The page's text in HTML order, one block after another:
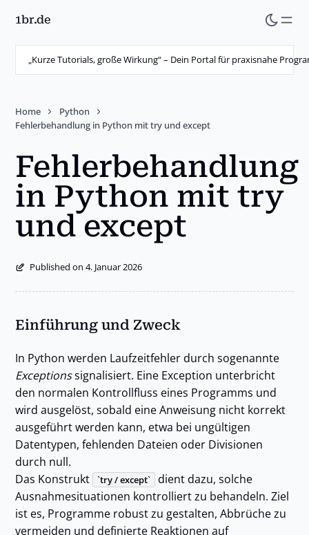
Skip
content
1br.de
„Kurze Tutorials, große Wirkung“ – Dein Portal für praxisnahe
Home
Python
Fehlerbehandlung in Python mit try und except
Fehlerbehandlung
in Python mit try
und except
Published on 4. Januar 2026
Einführung und Zweck
In Python werden Laufzeitfehler durch sogenannte
Exceptionssignalisiert. Eine Exception unterbricht
den normalen Kontrollfluss eines Programms und
wird ausgelöst, sobald eine Anweisung nicht korrekt
ausgeführt werden kann, etwa bei ungültigen
Datentypen, fehlenden Dateien oder Divisionen
durch null.
Das Konstrukt
try / except
dient dazu, solche
Ausnahmesituationen kontrolliert zu behandeln. Ziel
ist es, Programme robust zu gestalten, Abbrüche zu
vermeiden und definierte Reaktionen auf